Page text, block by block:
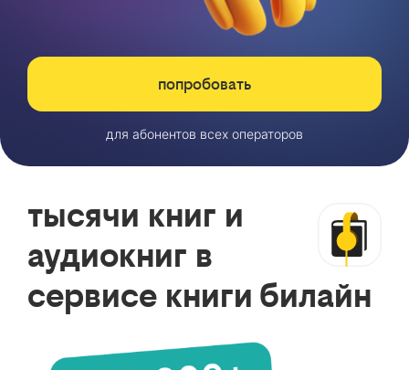
попробовать
для абонентов всех операторов
тысячи книг и
аудиокниг в
сервисе книги билайн